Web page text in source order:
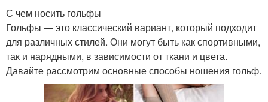
С чем носить гольфы
Гольфы — это классический вариант, который подходит
для различных стилей. Они могут быть как спортивными,
так и нарядными, в зависимости от ткани и цвета.
Давайте рассмотрим основные способы ношения гольф.